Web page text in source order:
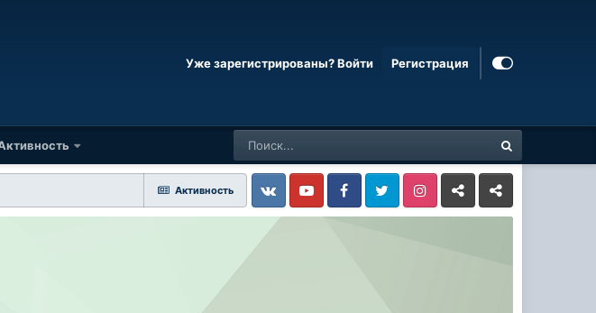
Уже зарегистрированы? Войти Регистрация
Активность
VkontakteYouTube FacebookTwitter InstagramLivejournalOdnoklassniki